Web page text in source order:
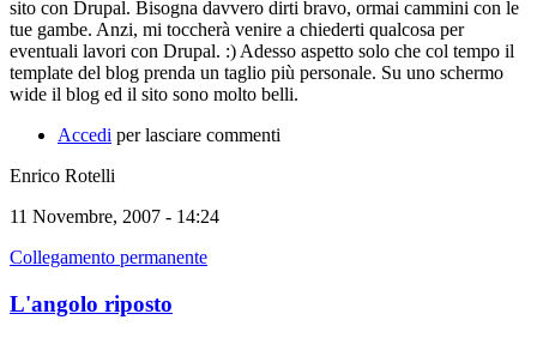
sito con Drupal. Bisogna davvero dirti bravo, ormai cammini con le
tue gambe. Anzi, mi toccherà venire a chiederti qualcosa per
eventuali lavori con Drupal. :) Adesso aspetto solo che col tempo il
template del blog prenda un taglio più personale. Su uno schermo
wide il blog ed il sito sono molto belli.
Accedi per lasciare commenti
Enrico Rotelli
11 Novembre, 2007 - 14:24
Collegamento permanente
L'angolo riposto